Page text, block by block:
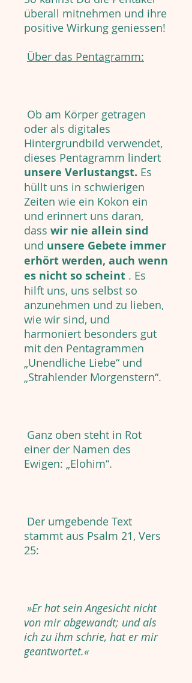
überall mitnehmen und ihre
positive Wirkung geniessen!
Über das Pentagramm:
Ob am Körper getragen
oder als digitales
Hintergrundbild verwendet,
dieses Pentagramm lindert
unsere Verlustangst. Es
hüllt uns in schwierigen
Zeiten wie ein Kokon ein
und erinnert uns daran,
dass wir nie allein sind
und unsere Gebete immer
erhört werden, auch wenn
es nicht so scheint . Es
hilft uns, uns selbst so
anzunehmen und zu lieben,
wie wir sind, und
harmoniert besonders gut
mit den Pentagrammen
„Unendliche Liebe“ und
„Strahlender Morgenstern“.
Ganz oben steht in Rot
einer der Namen des
Ewigen: „Elohim“.
Der umgebende Text
stammt aus Psalm 21, Vers
25:
»Er hat sein Angesicht nicht
von mir abgewandt; und als
ich zu ihm schrie, hat er mir
geantwortet.«